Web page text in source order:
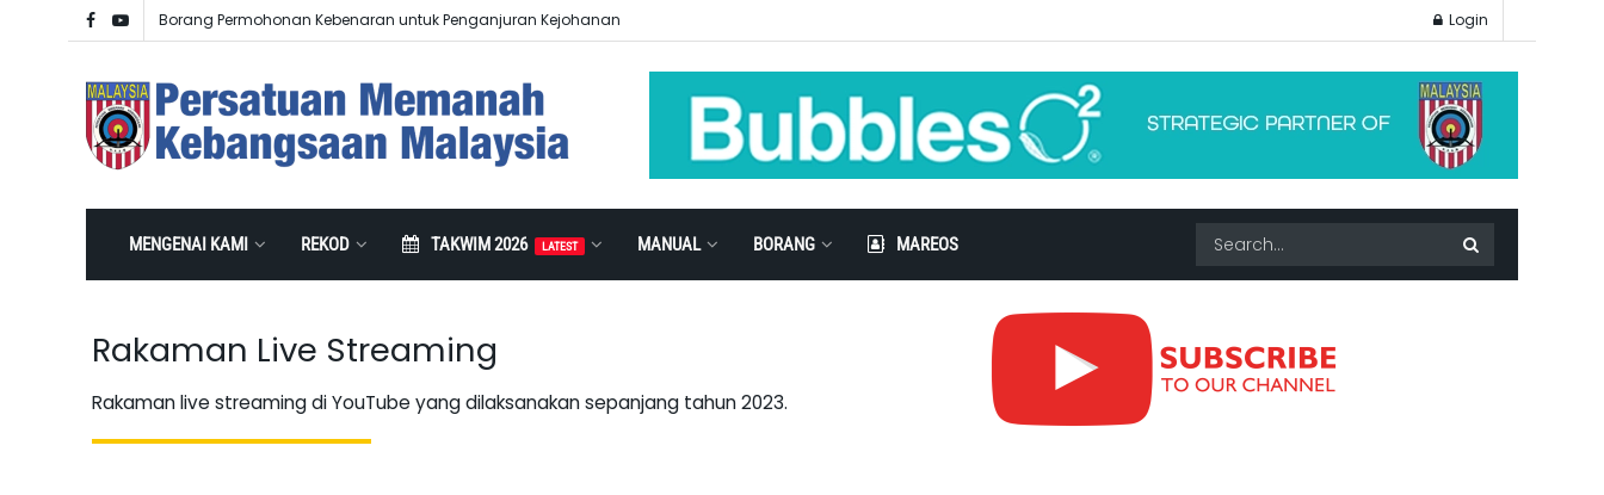
Borang Permohonan Kebenaran untuk Penganjuran Kejohanan Login
MENGENAI KAMI REKOD TAKWIM 2026 LATEST MANUAL BORANG MAREOS
Rakaman Live Streaming
Rakaman live streaming di YouTube yang dilaksanakan sepanjang tahun 2023.